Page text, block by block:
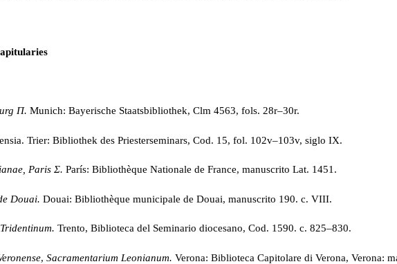
Π. Munich: Bayerische Staatsbibliothek, Clm 4563, fols. 28r–30r.
Trier: Bibliothek des Priesterseminars, Cod. 15, fol. 102v–103v, siglo IX.
Paris Σ. París: Bibliothèque Nationale de France, manuscrito Lat. 1451.
Douai. Douai: Bibliothèque municipale de Douai, manuscrito 190. c. VIII.
Trento, Biblioteca del Seminario diocesano, Cod. 1590. c. 825–830.
, Sacramentarium Leonianum. Verona: Biblioteca Capitolare di Verona, Verona: